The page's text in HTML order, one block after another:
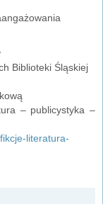
Biblioteki Śląskiej
– publicystyka –
literatura-